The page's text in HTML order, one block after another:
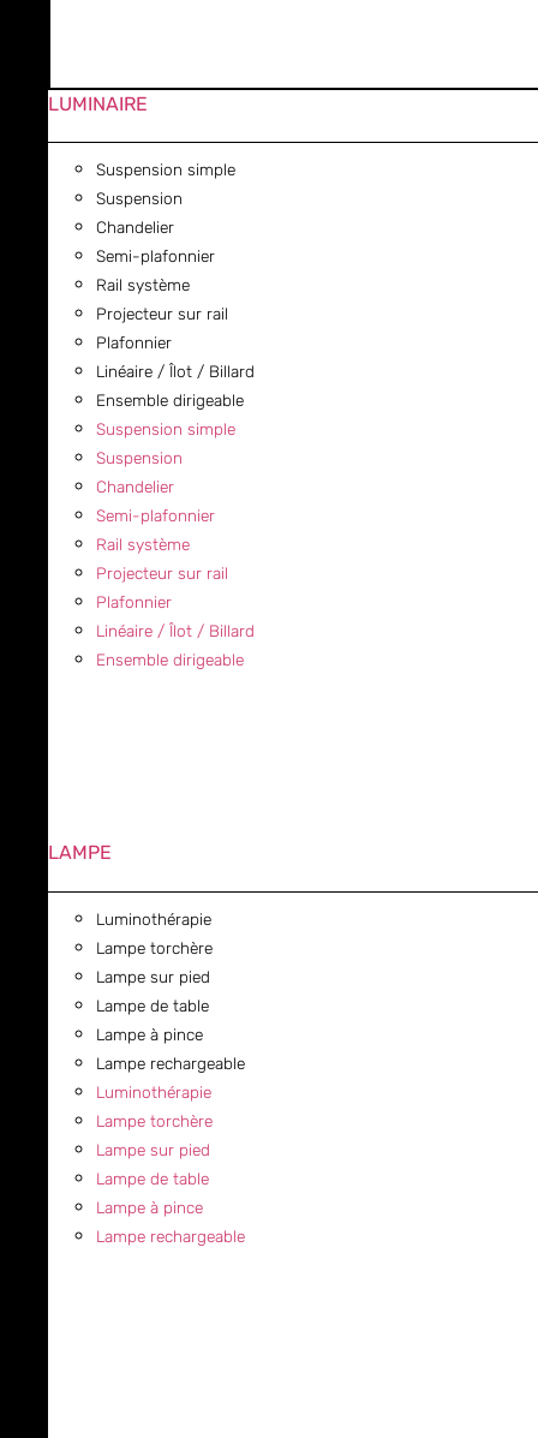
LUMINAIRE
Suspension simple
Suspension
Chandelier
Semi-plafonnier
Rail système
Projecteur sur rail
Plafonnier
Linéaire / Îlot / Billard
Ensemble dirigeable
Suspension simple
Suspension
Chandelier
Semi-plafonnier
Rail système
Projecteur sur rail
Plafonnier
Linéaire / Îlot / Billard
Ensemble dirigeable
LAMPE
Luminothérapie
Lampe torchère
Lampe sur pied
Lampe de table
Lampe à pince
Lampe rechargeable
Luminothérapie
Lampe torchère
Lampe sur pied
Lampe de table
Lampe à pince
Lampe rechargeable